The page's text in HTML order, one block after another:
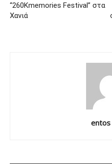
“260Kmemories Festival” στα
Χανιά
entos